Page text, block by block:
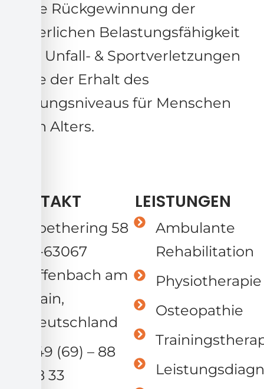
ist die Rückgewinnung der
körperlichen Belastungsfähigkeit
nach Unfall- & Sportverletzungen
sowie der Erhalt des
Leistungsniveaus für Menschen
jeden Alters.
KONTAKT
Goethering 58
D-63067
Offenbach am
Main,
Deutschland
+49 (69) – 88
08 33
LEISTUNGEN
Ambulante
Rehabilitation
Physiotherapie
Osteopathie